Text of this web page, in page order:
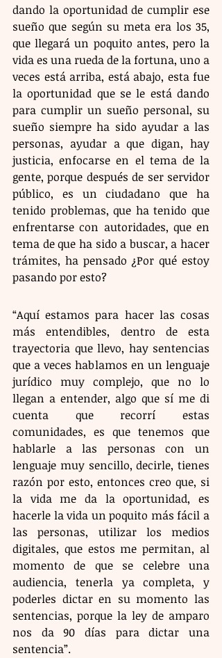
dando la oportunidad de cumplir ese
sueño que según su meta era los 35,
que llegará un poquito antes, pero la
vida es una rueda de la fortuna, uno a
veces está arriba, está abajo, esta fue
la oportunidad que se le está dando
para cumplir un sueño personal, su
sueño siempre ha sido ayudar a las
personas, ayudar a que digan, hay
justicia, enfocarse en el tema de la
gente, porque después de ser servidor
público, es un ciudadano que ha
tenido problemas, que ha tenido que
enfrentarse con autoridades, que en
tema de que ha sido a buscar, a hacer
trámites, ha pensado ¿Por qué estoy
pasando por esto?
“Aquí estamos para hacer las cosas
más entendibles, dentro de esta
trayectoria que llevo, hay sentencias
que a veces hablamos en un lenguaje
jurídico muy complejo, que no lo
llegan a entender, algo que sí me di
cuenta que recorrí estas
comunidades, es que tenemos que
hablarle a las personas con un
lenguaje muy sencillo, decirle, tienes
razón por esto, entonces creo que, si
la vida me da la oportunidad, es
hacerle la vida un poquito más fácil a
las personas, utilizar los medios
digitales, que estos me permitan, al
momento de que se celebre una
audiencia, tenerla ya completa, y
poderles dictar en su momento las
sentencias, porque la ley de amparo
nos da 90 días para dictar una
sentencia”.